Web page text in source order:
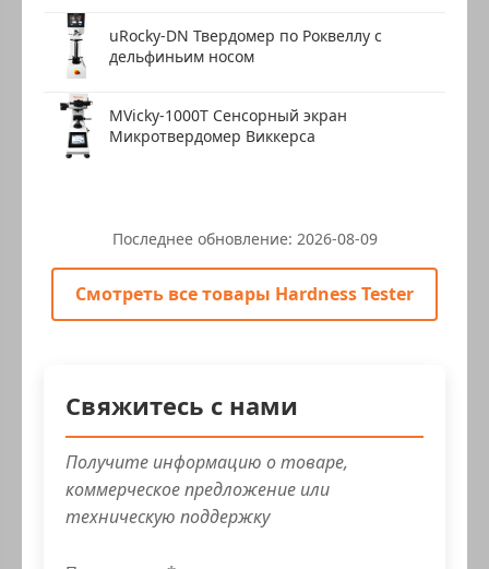
uRocky-DN Твердомер по Роквеллу с
дельфиньим носом
MVicky-1000T Сенсорный экран
Микротвердомер Виккерса
Последнее обновление: 2026-08-09
Смотреть все товары Hardness Tester
Свяжитесь с нами
Получите информацию о товаре,
коммерческое предложение или
техническую поддержку